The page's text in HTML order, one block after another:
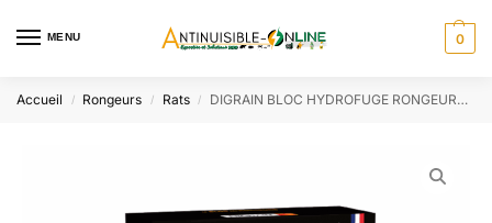
MENU 0
Accueil / Rongeurs / Rats / DIGRAIN BLOC HYDROFUGE RONGEURS 300G